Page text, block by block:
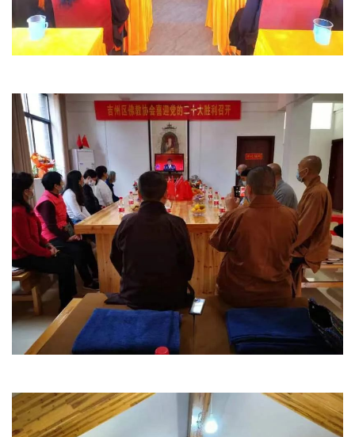
人
物
寺
院
巡
礼
视
频
纪
录
佛
教
艺
政
登录 注册